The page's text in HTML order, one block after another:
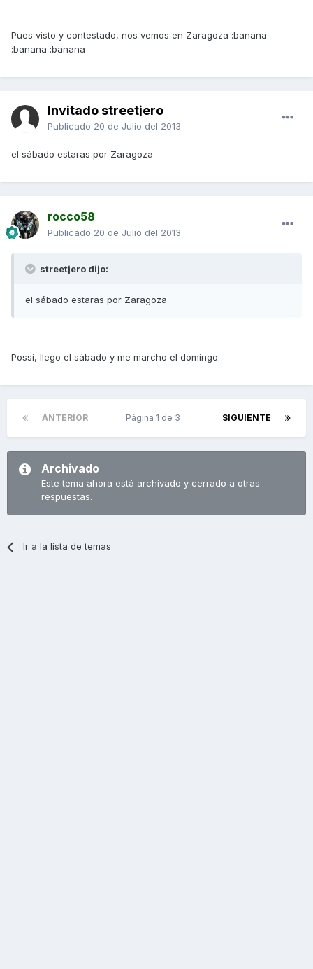
Pues visto y contestado, nos vemos en Zaragoza :banana
:banana :banana
Invitado streetjero
Publicado 20 de Julio del 2013
el sábado estaras por Zaragoza
rocco58
Publicado 20 de Julio del 2013
streetjero dijo:
el sábado estaras por Zaragoza
Possí, llego el sábado y me marcho el domingo.
ANTERIOR SIGUIENTE
Página 1 de 3
Archivado
Este tema ahora está archivado y cerrado a otras
respuestas.
Ir a la lista de temas